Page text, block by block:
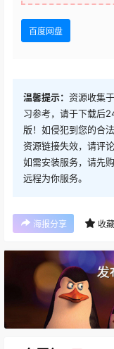
百度网盘
温馨提示： 资源收集
习参考，请于下载后
版！如侵犯到您的合
资源链接失效，请评
如需安装服务，请先
远程为你服务。
海报分享 收藏